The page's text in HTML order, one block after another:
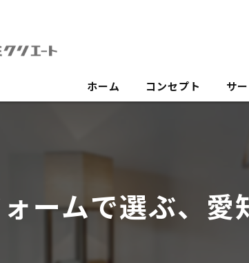
ホーム コンセプト サ
ームで選ぶ、